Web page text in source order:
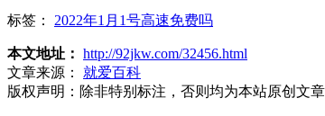
标签： 2022年1月1号高速免费吗
本文地址： http://92jkw.com/32456.html
文章来源：
就爱百科
版权声明： 除非特别标注，否则均为本站原创文